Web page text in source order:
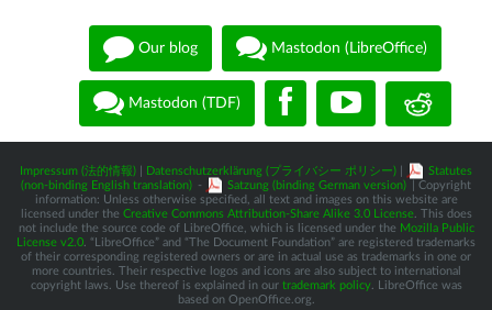
Our blog Mastodon (LibreOffice)
Mastodon (TDF)
Impressum (法的情報) Datenschutzerklärung (プライバシー ポリシー)
Statutes
(non-binding English translation) - Satzung (binding German version)
| Copyright
information: Unless otherwise specified, all text and images on this website are
licensed under the Creative Commons Attribution-Share Alike 3.0 License. This does
not include the source code of LibreOffice, which is licensed under the Mozilla Public
License v2.0 . “LibreOffice” and “The Document Foundation” are registered trademarks
of their corresponding registered owners or are in actual use as trademarks in one or
more countries. Their respective logos and icons are also subject to international
copyright laws. Use thereof is explained in our trademark policy. LibreOffice was
based on OpenOffice.org.